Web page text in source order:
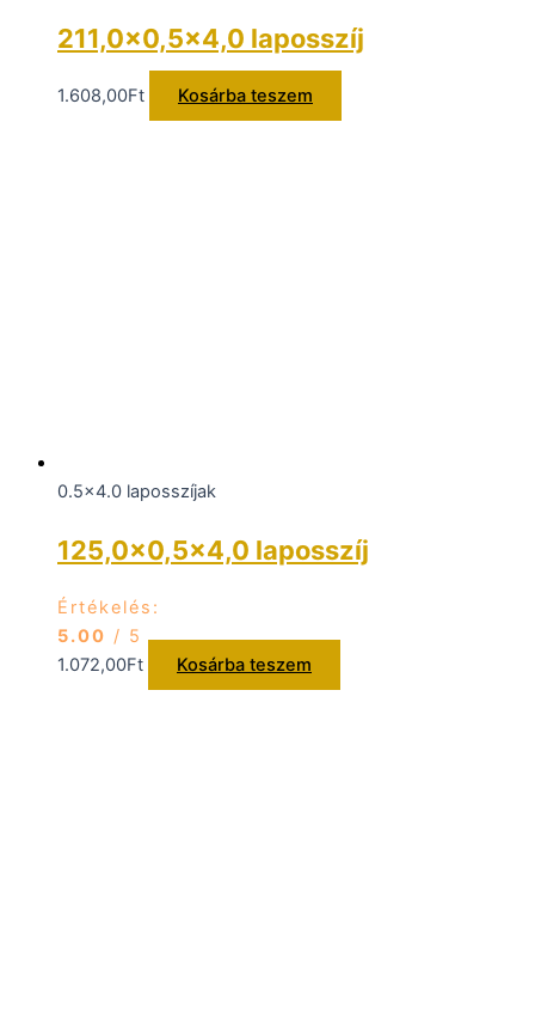
211,0×0,5×4,0 laposszíj
1.608,00Ft Kosárba teszem
0.5x4.0 laposszíjak
125,0×0,5×4,0 laposszíj
Értékelés:
5.00 / 5
1.072,00Ft Kosárba teszem